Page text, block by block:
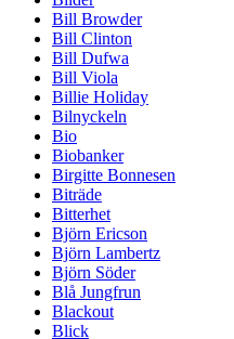
Bill Browder
Bill Clinton
Bill Dufwa
Bill Viola
Billie Holiday
Bilnyckeln
Bio
Biobanker
Birgitte Bonnesen
Biträde
Bitterhet
Björn Ericson
Björn Lambertz
Björn Söder
Blå Jungfrun
Blackout
Blick